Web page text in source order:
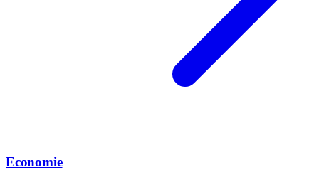
Economie